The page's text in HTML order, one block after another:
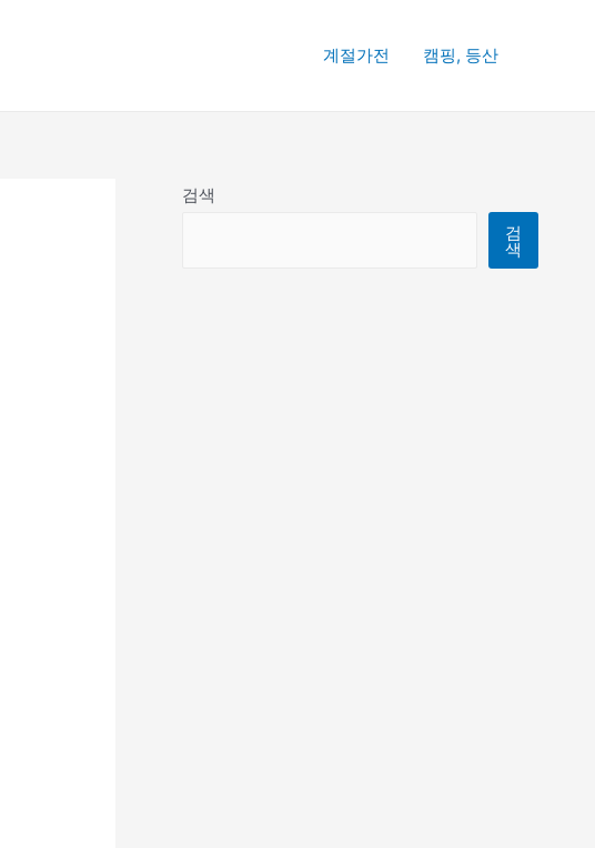
계절가전 캠핑, 등산
검색
검
색